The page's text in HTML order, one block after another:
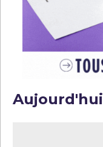
Aujourd'hui